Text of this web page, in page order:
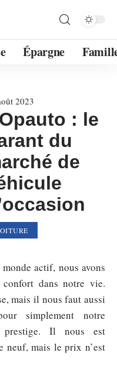
Épargne
2023
: le
du
de
actif, nous avons
dans notre vie.
mais il nous faut aussi
simplement notre
prestige. Il nous est
neuf, mais le prix n’est